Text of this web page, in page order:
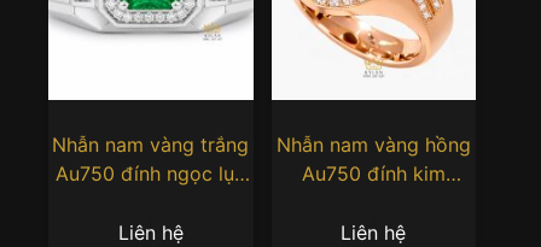
Nhẫn nam vàng trắng
Au750 đính ngọc lục
Liên hệ
Nhẫn nam vàng hồng
Au750 đính kim
Liên hệ